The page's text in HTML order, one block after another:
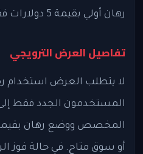
رهان أولي بقيمة 5 دولارات فقط.
تفاصيل العرض الترويجي
لا يتطلب العرض استخدام
المستخدمون الجدد فقط
أو سوق متاح. في حالة فوز